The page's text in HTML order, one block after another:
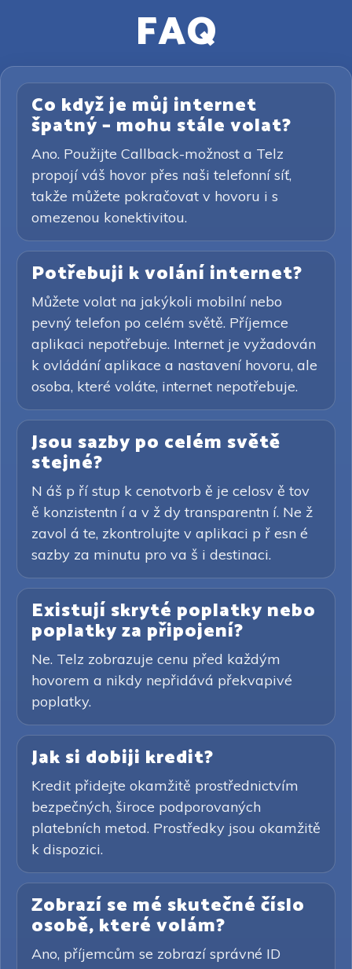
FAQ
Co když je můj internet
špatný – mohu stále volat?
Ano. Použijte Callback-možnost a Telz
propojí váš hovor přes naši telefonní síť,
takže můžete pokračovat v hovoru i s
omezenou konektivitou.
Potřebuji k volání internet?
Můžete volat na jakýkoli mobilní nebo
pevný telefon po celém světě. Příjemce
aplikaci nepotřebuje. Internet je vyžadován
k ovládání aplikace a nastavení hovoru, ale
osoba, které voláte, internet nepotřebuje.
Jsou sazby po celém světě
stejné?
N áš p ří stup k cenotvorb ě je celosv ě tov
ě konzistentn í a v ž dy transparentn í. Ne ž
zavol á te, zkontrolujte v aplikaci p ř esn é
sazby za minutu pro va š i destinaci.
Existují skryté poplatky nebo
poplatky za připojení?
Ne. Telz zobrazuje cenu před každým
hovorem a nikdy nepřidává překvapivé
poplatky.
Jak si dobiji kredit?
Kredit přidejte okamžitě prostřednictvím
bezpečných, široce podporovaných
platebních metod. Prostředky jsou okamžitě
k dispozici.
Zobrazí se mé skutečné číslo
osobě, které volám?
Ano, příjemcům se zobrazí správné ID